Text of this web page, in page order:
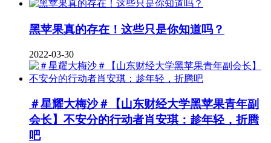
黑苹果真的存在！这些只是你知道吗？
2022-03-30
＃星耀大梅沙＃【山东财经大学黑苹果青年副
会长】不安分的行动者肖安琪：趁年轻，折腾
吧